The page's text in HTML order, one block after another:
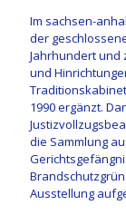
Im sachsen-
der
Jahrhundert und
und
1990 ergänzt.
die Sammlung
Ausstellung